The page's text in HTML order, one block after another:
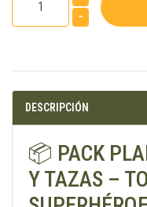
-
DESCRIPCIÓN
📦 PACK
Y TAZAS –